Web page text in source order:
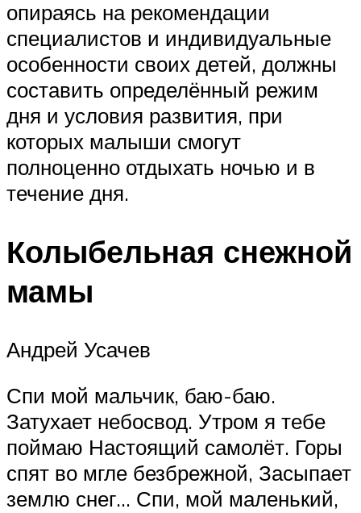
опираясь на рекомендации
специалистов и индивидуальные
особенности своих детей, должны
составить определённый режим
дня и условия развития, при
которых малыши смогут
полноценно отдыхать ночью и в
течение дня.
Колыбельная снежной
мамы
Андрей Усачев
Спи мой мальчик, баю-баю.
Затухает небосвод. Утром я тебе
поймаю Настоящий самолёт. Горы
спят во мгле безбрежной, Засыпает
землю снег… Спи, мой маленький,